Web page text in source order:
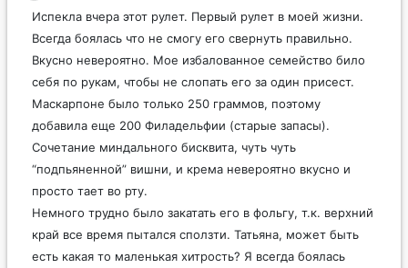
Испекла вчера этот рулет. Первый рулет в моей жизни.
Всегда боялась что не смогу его свернуть правильно.
Вкусно невероятно. Мое избалованное семейство било
себя по рукам, чтобы не слопать его за один присест.
Маскарпоне было только 250 граммов, поэтому
добавила еще 200 Филадельфии (старые запасы).
Сочетание миндального бисквита, чуть чуть
“подпьяненной” вишни, и крема невероятно вкусно и
просто тает во рту.
Немного трудно было закатать его в фольгу, т.к. верхний
край все время пытался сползти. Татьяна, может быть
есть какая то маленькая хитрость? Я всегда боялась